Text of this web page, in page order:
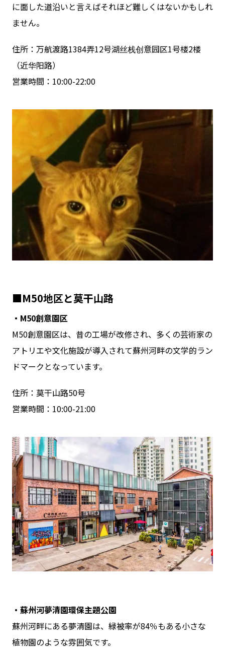
に面した道沿いと言えばそれほど難しくはないかもしれ
ません。
住所：万航渡路1384弄12号湖丝栈创意园区1号楼2楼
（近华阳路）
営業時間：10:00-22:00
■M50地区と莫干山路
・M50創意園区
M50創意園区は、昔の工場が改修され、多くの芸術家の
アトリエや文化施設が導入されて蘇州河畔の文学的ラン
ドマークとなっています。
住所：莫干山路50号
営業時間：10:00-21:00
・蘇州河夢清園環保主題公園
蘇州河畔にある夢清園は、緑被率が84％もある小さな
植物園のような雰囲気です。